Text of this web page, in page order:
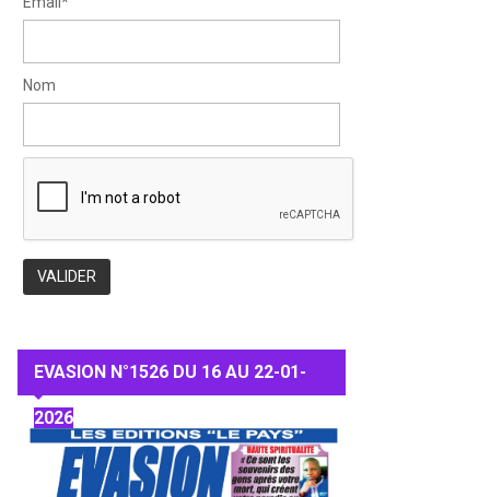
Nom
EVASION N°1526 DU 16 AU 22-01-
2026